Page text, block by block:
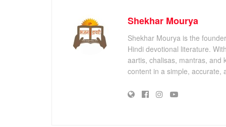
Shekhar Mourya
Shekhar Mourya is the
Hindi devotional literature.
aartis, chalisas, mantras, and
content in a simple, accurate,